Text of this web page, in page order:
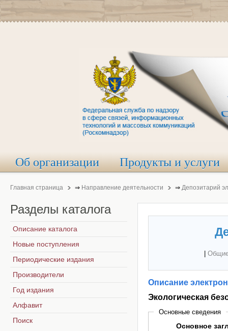
Об организации Продукты и услуги
Главная страница ⇒ Направление деятельности ⇒ Депозитарий
Описание
Экологическая
Основные сведения
Основное
Разделы каталога
Описание каталога
Новые поступления
Периодические издания
Производители
Год издания
Алфавит
Поиск